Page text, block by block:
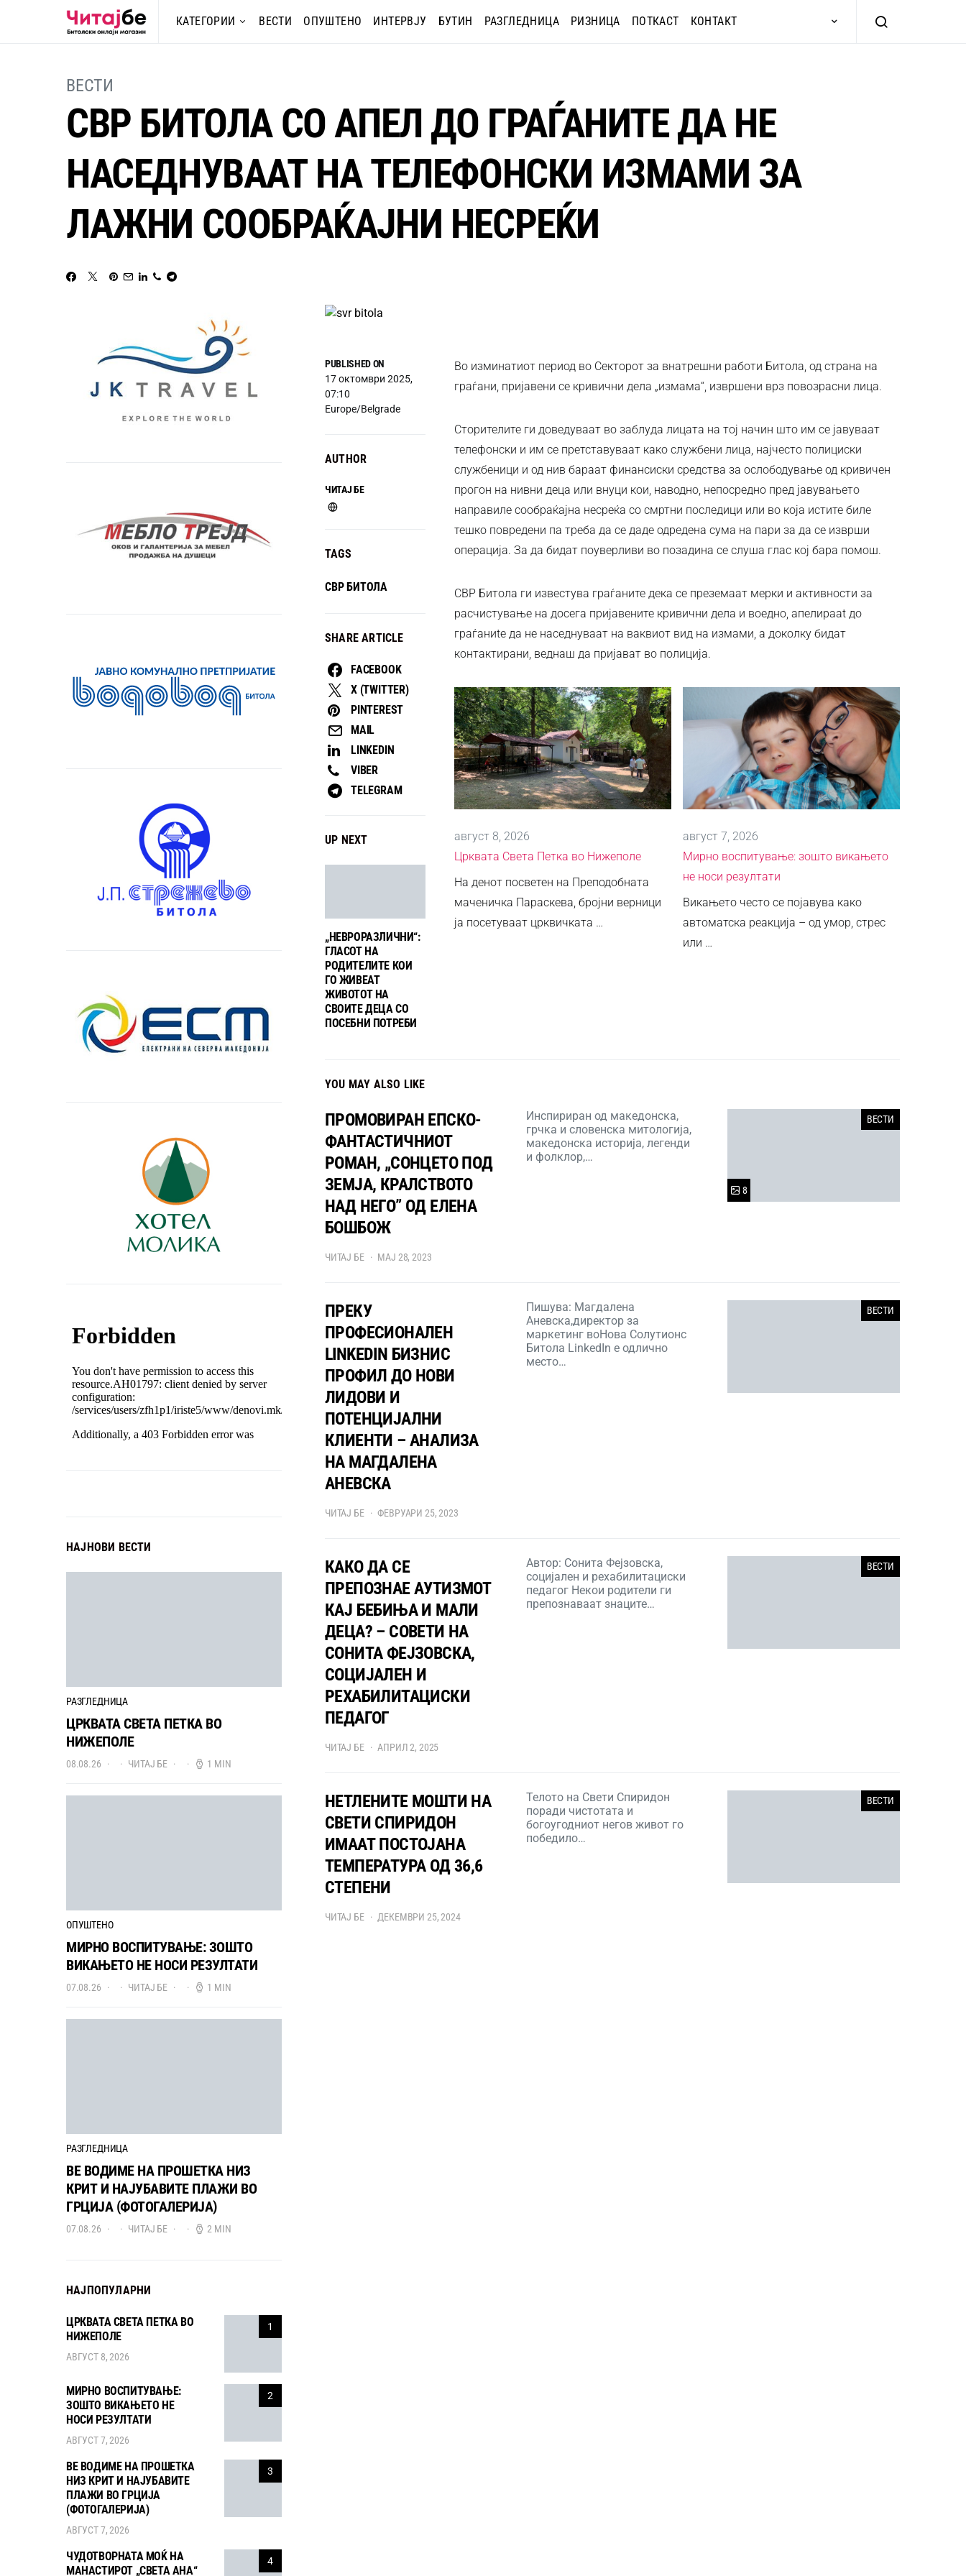
КАТЕГОРИИ ВЕСТИ ОПУШТЕНО ИНТЕРВЈУ БУТИН РАЗГЛЕДНИЦА РИЗНИЦА ПОТКАСТ КОНТАКТ
ВЕСТИ
СВР БИТОЛА СО АПЕЛ ДО ГРАЃАНИТЕ ДА НЕ
НАСЕДНУВААТ НА ТЕЛЕФОНСКИ ИЗМАМИ ЗА
ЛАЖНИ СООБРАЌАЈНИ НЕСРЕЌИ
UP NEXT
„НЕВРОРАЗЛИЧНИ“:
ГЛАСОТ НА
РОДИТЕЛИТЕ КОИ
ГО ЖИВЕАТ
ЖИВОТОТ НА
СВОИТЕ ДЕЦА СО
ПОСЕБНИ ПОТРЕБИ
PUBLISHED ON
17 октомври 2025,
07:10
Europe/Belgrade
AUTHOR
ЧИТАЈ БЕ
TAGS
СВР БИТОЛА
SHARE ARTICLE
FACEBOOK
X (TWITTER)
PINTEREST
MAIL
LINKEDIN
VIBER
TELEGRAM
Во изминатиот период во Секторот за внатрешни работи Битола, од страна на
граѓани, пријавени се кривични дела „измама“, извршени врз повозрасни лица.
Сторителите ги доведуваат во заблуда лицата на тој начин што им се јавуваат
телефонски и им се претставуваат како службени лица, најчесто полициски
службеници и од нив бараат финансиски средства за ослободување од кривичен
прогон на нивни деца или внуци кои, наводно, непосредно пред јавувањето
направиле сообраќајна несреќа со смртни последици или во која истите биле
тешко повредени па треба да се даде одредена сума на пари за да се изврши
операција. За да бидат поуверливи во позадина се слуша глас кој бара помош.
СВР Битола ги известува граѓаните дека се преземаат мерки и активности за
расчистување на досега пријавените кривични дела и воедно, апелираat до
граѓаниte да не наседнуваат на ваквиот вид на измами, а доколку бидат
контактирани, веднаш да пријават во полиција.
август 8, 2026
Црквата Света Петка во Нижеполе
На денот посветен на Преподобната
маченичка Параскева, бројни верници
ја посетуваат црквичката …
август 7, 2026
Мирно воспитување: зошто викањето
не носи резултати
Викањето често се појавува како
автоматска реакција – од умор, стрес
или …
YOU MAY ALSO LIKE
ВЕСТИ
8
ПРОМОВИРАН ЕПСКО-
ФАНТАСТИЧНИОТ
РОМАН, „СОНЦЕТО ПОД
ЗЕМЈА, КРАЛСТВОТО
НАД НЕГО” ОД ЕЛЕНА
БОШБОЖ
Инспириран од македонска,
грчка и словенска митологија,
македонска историја, легенди
и фолклор,…
ЧИТАЈ БЕ МАЈ 28, 2023
ВЕСТИ
ПРЕКУ
ПРОФЕСИОНАЛЕН
LINKEDIN БИЗНИС
ПРОФИЛ ДО НОВИ
ЛИДОВИ И
ПОТЕНЦИЈАЛНИ
КЛИЕНТИ – АНАЛИЗА
НА МАГДАЛЕНА
АНЕВСКА
Пишува: Магдалена
Аневска,директор за
маркетинг воНова Солутионс
Битола LinkedIn е одлично
место…
ЧИТАЈ БЕ ФЕВРУАРИ 25, 2023
ВЕСТИ
КАКО ДА СЕ
ПРЕПОЗНАЕ АУТИЗМОТ
КАЈ БЕБИЊА И МАЛИ
ДЕЦА? – СОВЕТИ НА
СОНИТА ФЕЈЗОВСКА,
СОЦИЈАЛЕН И
РЕХАБИЛИТАЦИСКИ
ПЕДАГОГ
Автор: Сонита Фејзовска,
социјален и рехабилитациски
педагог Некои родители ги
препознаваат знаците…
ЧИТАЈ БЕ АПРИЛ 2, 2025
ВЕСТИ
НЕТЛЕНИТЕ МОШТИ НА
СВЕТИ СПИРИДОН
ИМААТ ПОСТОЈАНА
ТЕМПЕРАТУРА ОД 36,6
СТЕПЕНИ
Телото на Свети Спиридон
поради чистотата и
богоугодниот негов живот го
победило…
ЧИТАЈ БЕ ДЕКЕМВРИ 25, 2024
НАЈНОВИ ВЕСТИ
РАЗГЛЕДНИЦА
ЦРКВАТА СВЕТА ПЕТКА ВО
НИЖЕПОЛЕ
08.08.26 ЧИТАЈ БЕ 1 MIN
ОПУШТЕНО
МИРНО ВОСПИТУВАЊЕ: ЗОШТО
ВИКАЊЕТО НЕ НОСИ РЕЗУЛТАТИ
07.08.26 ЧИТАЈ БЕ 1 MIN
РАЗГЛЕДНИЦА
ВЕ ВОДИМЕ НА ПРОШЕТКА НИЗ
КРИТ И НАЈУБАВИТЕ ПЛАЖИ ВО
ГРЦИЈА (ФОТОГАЛЕРИЈА)
07.08.26 ЧИТАЈ БЕ 2 MIN
НАЈПОПУЛАРНИ
1
ЦРКВАТА СВЕТА ПЕТКА ВО
НИЖЕПОЛЕ
АВГУСТ 8, 2026
2
МИРНО ВОСПИТУВАЊЕ:
ЗОШТО ВИКАЊЕТО НЕ
НОСИ РЕЗУЛТАТИ
АВГУСТ 7, 2026
3
ВЕ ВОДИМЕ НА ПРОШЕТКА
НИЗ КРИТ И НАЈУБАВИТЕ
ПЛАЖИ ВО ГРЦИЈА
(ФОТОГАЛЕРИЈА)
АВГУСТ 7, 2026
4
ЧУДОТВОРНАТА МОЌ НА
МАНАСТИРОТ „СВЕТА АНА“